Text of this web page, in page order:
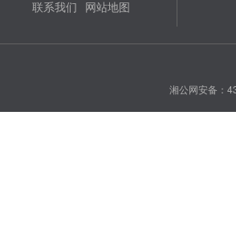
联系我们 网站地图
湘公网安备：